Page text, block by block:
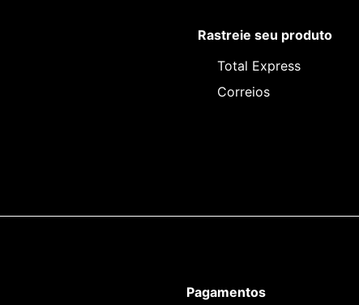
Rastreie seu produto
Total Express
Correios
Pagamentos